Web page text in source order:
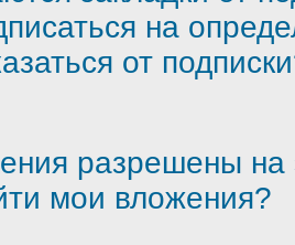
на
от
разрешены
мои вложения?